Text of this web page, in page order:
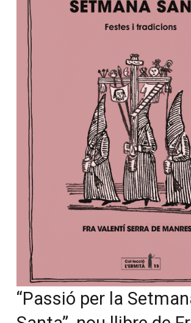
“Passió per la Setmana
Santa”, nou llibre de Fra
Valentí